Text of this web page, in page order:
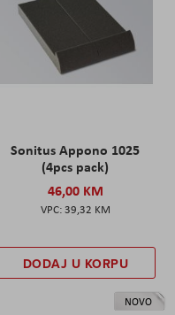
Sonitus Appono 1025
(4pcs pack)
46,00 KM
39,32 KM
DODAJ U KORPU
NOVO